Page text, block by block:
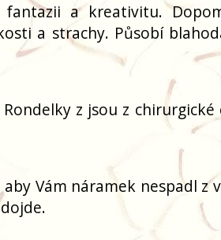
a kreativitu.
a strachy. Působí
z jsou z chirurgické
Vám náramek nespadl z